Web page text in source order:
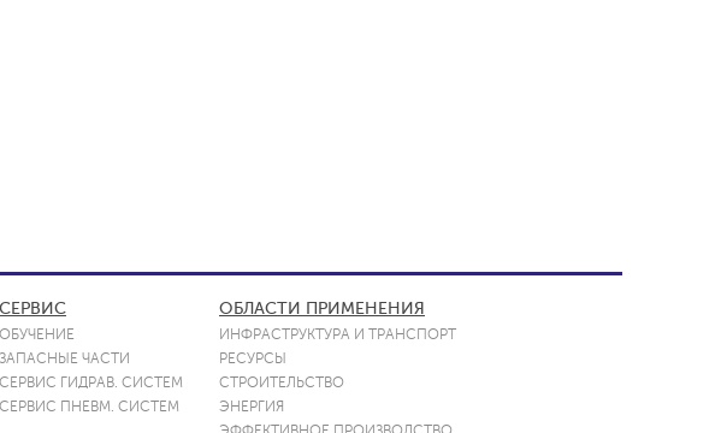
СЕРВИС
ОБУЧЕНИЕ
ЗАПАСНЫЕ ЧАСТИ
СЕРВИС ГИДРАВ. СИСТЕМ
СЕРВИС ПНЕВМ. СИСТЕМ
ОБЛАСТИ ПРИМЕНЕНИЯ
ИНФРАСТРУКТУРА И ТРАНСПОРТ
РЕСУРСЫ
СТРОИТЕЛЬСТВО
ЭНЕРГИЯ